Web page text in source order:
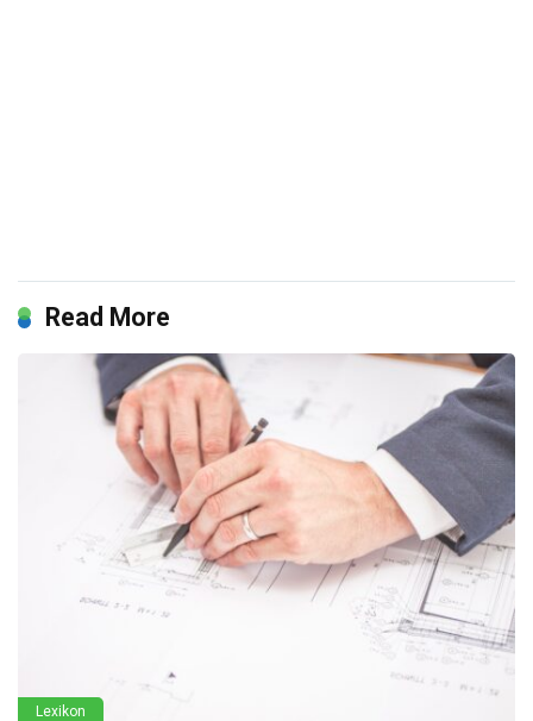
Read More
Lexikon